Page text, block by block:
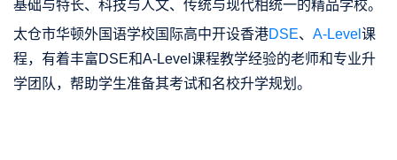
基础与特长、科技与人文、传统与现代相统一的精品学校。
太仓市华顿外国语学校国际高中开设香港DSE、 A-Level 课
程，有着丰富DSE和A-Level课程教学经验的老师和专业升
学团队，帮助学生准备其考试和名校升学规划。